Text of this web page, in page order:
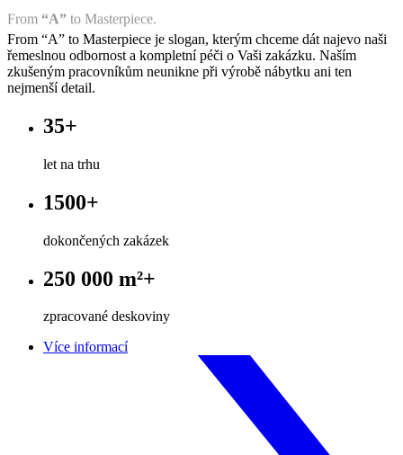
From “A” to Masterpiece je slogan, kterým chceme dát najevo naši
řemeslnou odbornost a kompletní péči o Vaši zakázku. Naším
zkušeným pracovníkům neunikne při výrobě nábytku ani ten
nejmenší detail.
35+
let na trhu
1500+
dokončených zakázek
250 000 m²+
zpracované deskoviny
Více informací